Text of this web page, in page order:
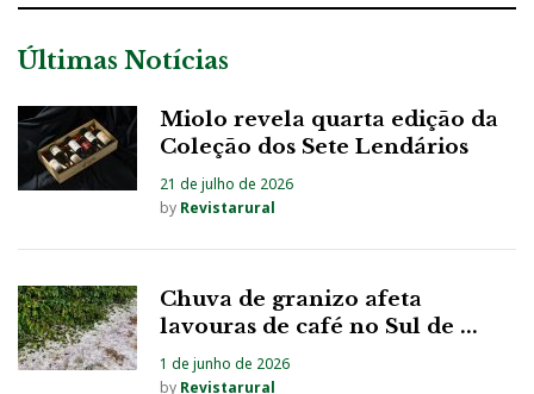
Últimas Notícias
Miolo revela quarta edição da
Coleção dos Sete Lendários
21 de julho de 2026
by Revistarural
Chuva de granizo afeta
lavouras de café no Sul de ...
1 de junho de 2026
by Revistarural